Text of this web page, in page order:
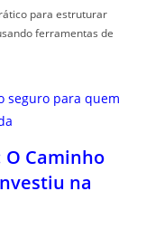
para estruturar
ferramentas de
O Caminho
na